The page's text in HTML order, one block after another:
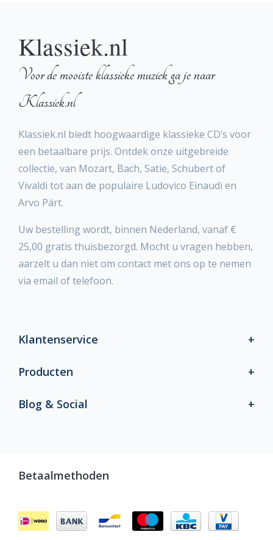
Klassiek.nl
Voor de mooiste klassieke muziek ga je naar
Klassiek.nl
Klassiek.nl biedt hoogwaardige klassieke CD’s voor
een betaalbare prijs. Ontdek onze uitgebreide
collectie, van Mozart, Bach, Satie, Schubert of
Vivaldi tot aan de populaire Ludovico Einaudi en
Arvo Pärt.
Uw bestelling wordt, binnen Nederland, vanaf €
25,00 gratis thuisbezorgd. Mocht u vragen hebben,
aarzelt u dan niet om contact met ons op te nemen
via email of telefoon.
Klantenservice
Producten
Blog & Social
Betaalmethoden